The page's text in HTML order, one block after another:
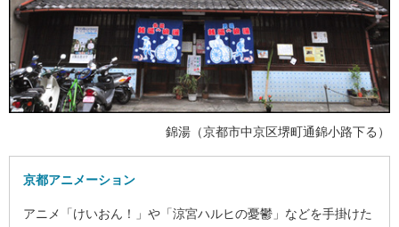
錦湯（京都市中京区堺町通錦小路下る）
京都アニメーション
アニメ「けいおん！」や「涼宮ハルヒの憂鬱」などを手掛けた